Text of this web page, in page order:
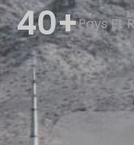
40+Pays Et